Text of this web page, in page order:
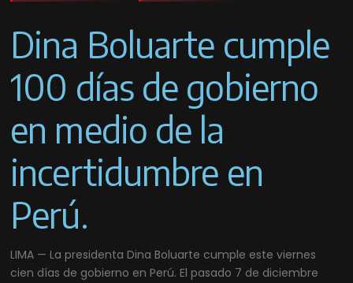
Dina Boluarte cumple
100 días de gobierno
en medio de la
incertidumbre en
Perú.
LIMA — La presidenta Dina Boluarte cumple este viernes
cien días de gobierno en Perú. El pasado 7 de diciembre